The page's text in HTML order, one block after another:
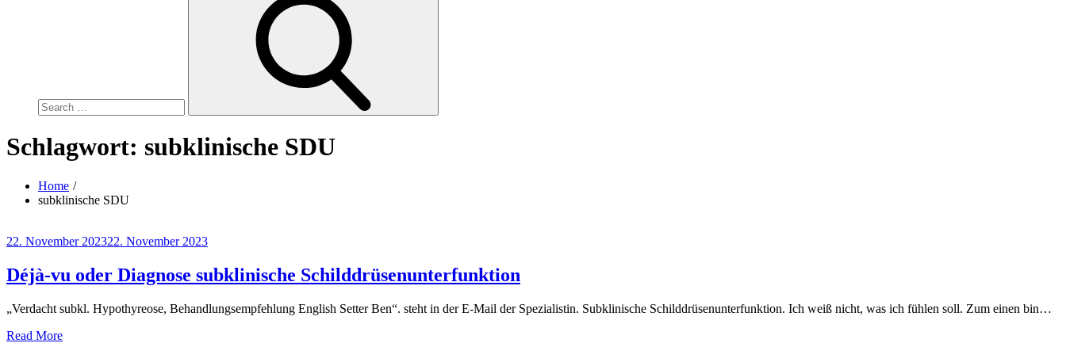
Schlagwort: subklinische SDU
Home
subklinische SDU
Posted
22. November 202322. November 2023
Déjà-vu oder Diagnose subklinische Schilddrüsenunterfunktion
„Verdacht subkl. Hypothyreose, Behandlungsempfehlung English Setter Ben“. steht in der E-Mail der Spezialistin. Subklinische Schilddrüsenunterfunktion. Ich weiß nicht, was ich fühlen soll. Zum einen bin…
Read More